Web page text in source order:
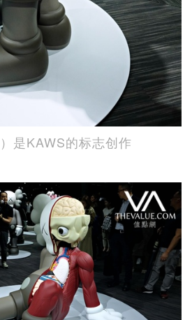
是KAWS的标志创作